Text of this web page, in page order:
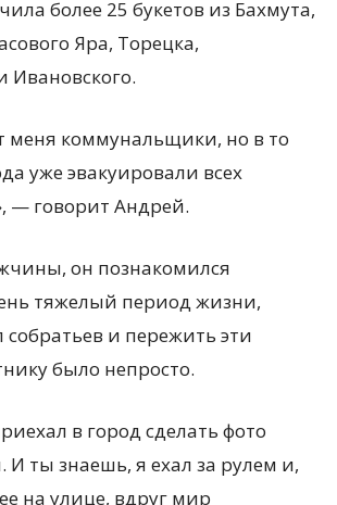
более 25 букетов из Бахмута,
Яра, Торецка,
меня коммунальщики, но в то
уже эвакуировали всех
— говорит Андрей.
он познакомился
тяжелый период жизни,
собратьев и пережить эти
было непросто.
в город сделать фото
И ты знаешь, я ехал за рулем и,
на улице, вдруг мир